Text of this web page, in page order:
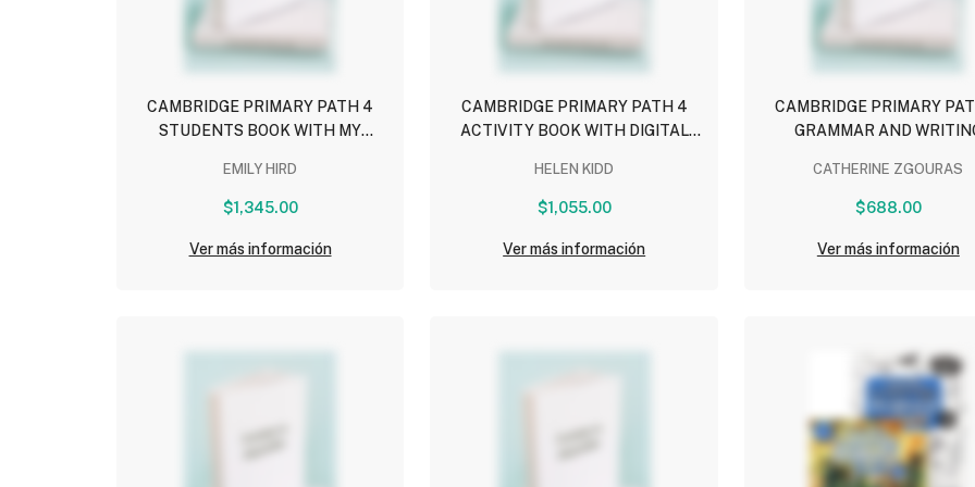
CAMBRIDGE PRIMARY PATH 4
STUDENTS BOOK WITH MY
AND EBOOK
EMILY HIRD
$1,345.00
Ver más información
CAMBRIDGE PRIMARY PATH 4
ACTIVITY BOOK WITH DIGITAL
HELEN KIDD
$1,055.00
Ver más información
CAMBRIDGE PRIMARY
GRAMMAR AND
CATHERINE ZGOURAS
$688.00
Ver más información